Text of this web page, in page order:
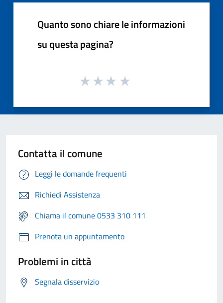
Quanto sono chiare le informazioni
su questa pagina?
Contatta il comune
Leggi le domande frequenti
Richiedi Assistenza
Chiama il comune 0533 310 111
Prenota un appuntamento
Problemi in città
Segnala disservizio